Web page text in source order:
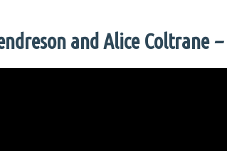
and Alice Coltrane–